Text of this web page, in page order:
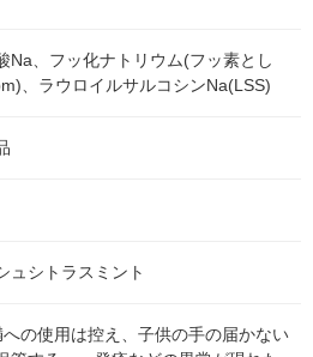
Na、フッ化ナトリウム(フッ素とし
、ラウロイルサルコシンNa(LSS)
ュシトラスミント
への使用は控え、子供の手の届かない